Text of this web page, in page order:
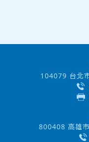
104079 台北
800408 高雄